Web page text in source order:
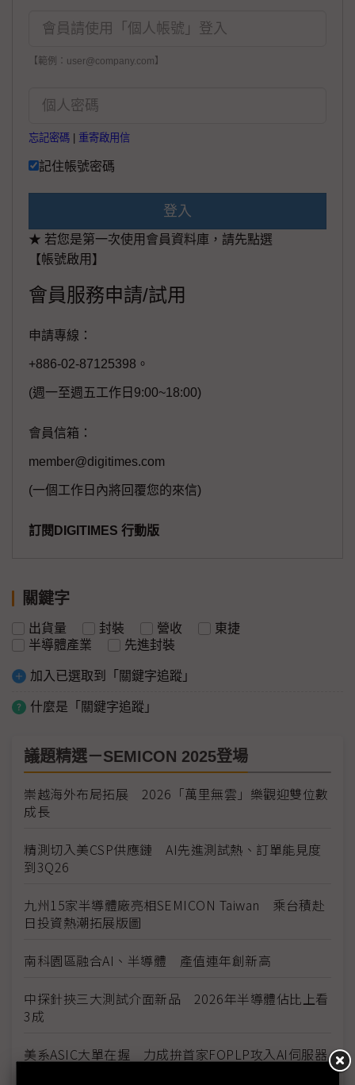
【範例：user@company.com】
忘記密碼 重寄啟用信
記住帳號密碼
登入
★ 若您是第一次使用會員資料庫，請先點選
【帳號啟用】
會員服務申請/試用
申請專線：
+886-02-87125398。
(週一至週五工作日9:00~18:00)
會員信箱：
member@digitimes.com
(一個工作日內將回覆您的來信)
訂閱DIGITIMES 行動版
關鍵字
出貨量 封裝 營收
東捷
半導體產業
先進封裝
加入已選取到「關鍵字追蹤」
什麼是「關鍵字追蹤」
議題精選－SEMICON 2025登場
崇越海外布局拓展 2026「萬里無雲」樂觀迎雙位數
成長
精測切入美CSP供應鏈 AI先進測試熱、訂單能見度
到3Q26
九州15家半導體廠亮相SEMICON Taiwan 乘台積赴
日投資熱潮拓展版圖
南科園區融合AI、半導體 產值連年創新高
中探針挾三大測試介面新品 2026年半導體佔比上看
3成
美系ASIC大單在握 力成拚首家FOPLP攻入AI伺服器